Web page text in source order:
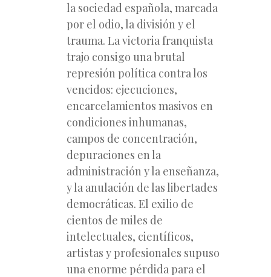
la sociedad española, marcada
por el odio, la división y el
trauma. La victoria franquista
trajo consigo una brutal
represión política contra los
vencidos: ejecuciones,
encarcelamientos masivos en
condiciones inhumanas,
campos de concentración,
depuraciones en la
administración y la enseñanza,
y la anulación de las libertades
democráticas. El exilio de
cientos de miles de
intelectuales, científicos,
artistas y profesionales supuso
una enorme pérdida para el